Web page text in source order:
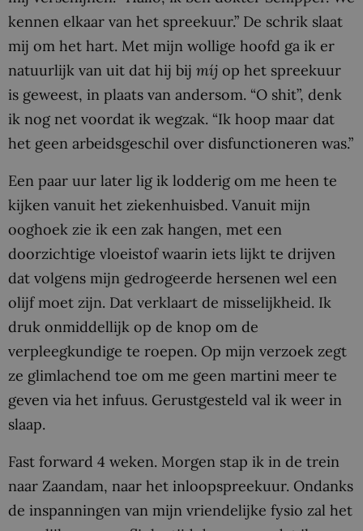
kennen elkaar van het spreekuur.” De schrik slaat
mij om het hart. Met mijn wollige hoofd ga ik er
natuurlijk van uit dat hij bij míj op het spreekuur
is geweest, in plaats van andersom. “O shit”, denk
ik nog net voordat ik wegzak. “Ik hoop maar dat
het geen arbeidsgeschil over disfunctioneren was.”
Een paar uur later lig ik lodderig om me heen te
kijken vanuit het ziekenhuisbed. Vanuit mijn
ooghoek zie ik een zak hangen, met een
doorzichtige vloeistof waarin iets lijkt te drijven
dat volgens mijn gedrogeerde hersenen wel een
olijf moet zijn. Dat verklaart de misselijkheid. Ik
druk onmiddellijk op de knop om de
verpleegkundige te roepen. Op mijn verzoek zegt
ze glimlachend toe om me geen martini meer te
geven via het infuus. Gerustgesteld val ik weer in
slaap.
Fast forward 4 weken. Morgen stap ik in de trein
naar Zaandam, naar het inloopspreekuur. Ondanks
de inspanningen van mijn vriendelijke fysio zal het